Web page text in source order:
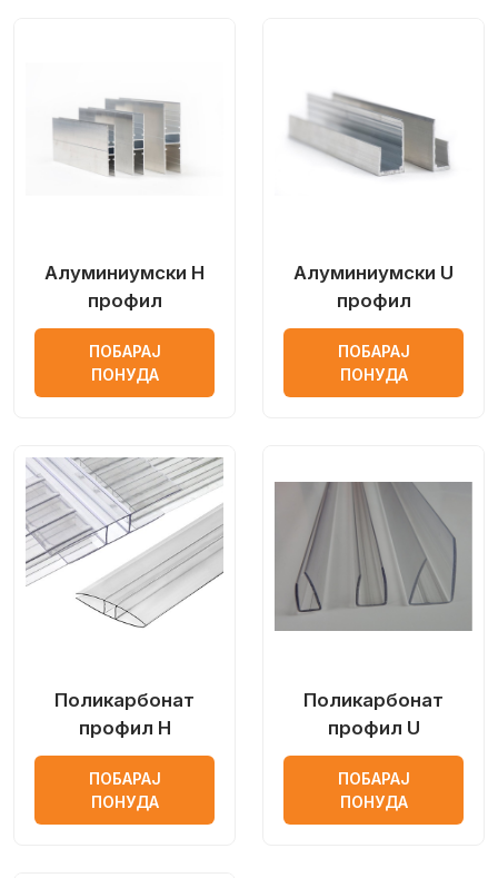
Алуминиумски H
профил
ПОБАРАЈ
ПОНУДА
Алуминиумски U
профил
ПОБАРАЈ
ПОНУДА
Поликарбонат
профил H
ПОБАРАЈ
ПОНУДА
Поликарбонат
профил U
ПОБАРАЈ
ПОНУДА